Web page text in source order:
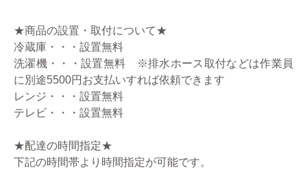
★商品の設置・取付について★
冷蔵庫・・・設置無料
洗濯機・・・設置無料 ※排水ホース取付などは作業員
に別途5500円お支払いすれば依頼できます
レンジ・・・設置無料
テレビ・・・設置無料
★配達の時間指定★
下記の時間帯より時間指定が可能です。